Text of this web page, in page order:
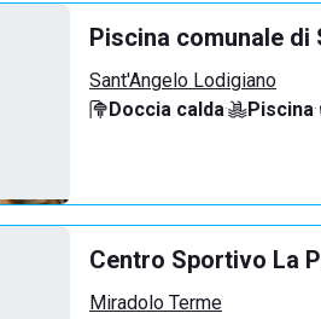
Piscina comunale di
Sant'Angelo Lodigiano
Doccia calda· Piscina·
Centro Sportivo La
Miradolo Terme